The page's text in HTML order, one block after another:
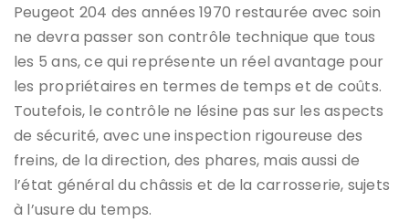
Peugeot 204 des années 1970 restaurée avec soin
ne devra passer son contrôle technique que tous
les 5 ans, ce qui représente un réel avantage pour
les propriétaires en termes de temps et de coûts.
Toutefois, le contrôle ne lésine pas sur les aspects
de sécurité, avec une inspection rigoureuse des
freins, de la direction, des phares, mais aussi de
l’état général du châssis et de la carrosserie, sujets
à l’usure du temps.